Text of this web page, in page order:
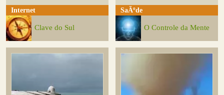
Internet
Clave do Sul
SaÃºde
O Controle da Mente